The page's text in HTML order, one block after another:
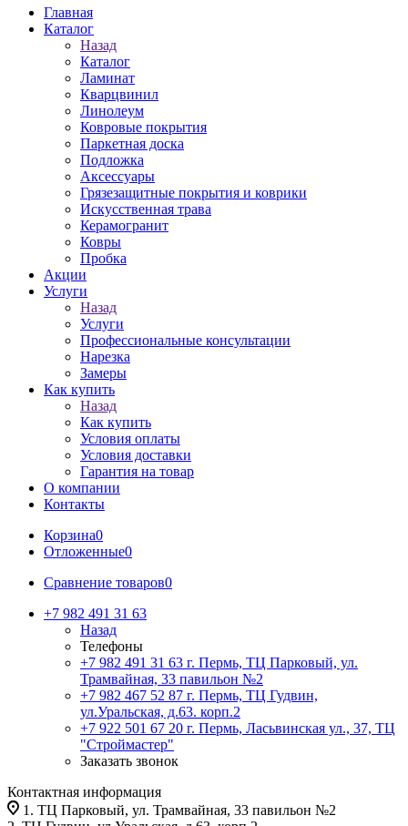
Главная
Каталог
Назад
Каталог
Ламинат
Кварцвинил
Линолеум
Ковровые покрытия
Паркетная доска
Подложка
Аксессуары
Грязезащитные покрытия и коврики
Искусственная трава
Керамогранит
Ковры
Пробка
Акции
Услуги
Назад
Услуги
Профессиональные консультации
Нарезка
Замеры
Как купить
Назад
Как купить
Условия оплаты
Условия доставки
Гарантия на товар
О компании
Контакты
Корзина0
Отложенные0
Сравнение товаров0
+7 982 491 31 63
Назад
Телефоны
+7 982 491 31 63 г. Пермь, ТЦ Парковый, ул.
Трамвайная, 33 павильон №2
+7 982 467 52 87 г. Пермь, ТЦ Гудвин,
ул.Уральская, д.63. корп.2
+7 922 501 67 20 г. Пермь, Ласьвинская ул., 37, ТЦ
"Строймастер"
Заказать звонок
Контактная информация
1. ТЦ Парковый, ул. Трамвайная, 33 павильон №2